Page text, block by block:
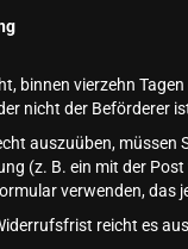
binnen vierzehn
nicht der Beförderer
auszuüben,
(z. B. ein mit der
verwenden, das
reicht es